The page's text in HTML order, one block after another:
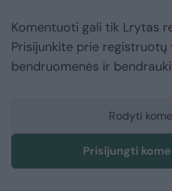
Komentuoti gali tik Lrytas
Prisijunkite prie
bendruomenės ir
Rodyti
Prisijungti